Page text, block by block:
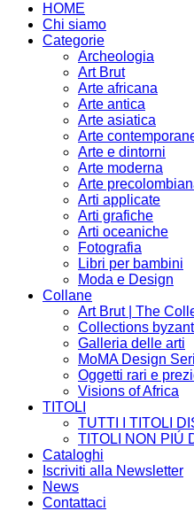
HOME
Chi siamo
Categorie
Archeologia
Art Brut
Arte africana
Arte antica
Arte asiatica
Arte
Arte e dintorni
Arte moderna
Arte
Arti applicate
Arti grafiche
Arti oceaniche
Fotografia
Libri per bambini
Moda e Design
Collane
Art Brut | The
Collections
Galleria delle arti
MoMA Design
Oggetti rari e
Visions of Africa
TITOLI
TUTTI I TITOLI
TITOLI NON PIÚ
Cataloghi
Iscriviti alla Newsletter
News
Contattaci